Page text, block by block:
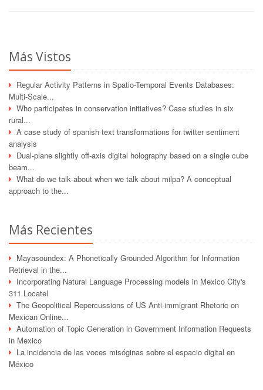
Más Vistos
Regular Activity Patterns in Spatio-Temporal Events Databases:
Multi-Scale...
Who participates in conservation initiatives? Case studies in six
rural...
A case study of spanish text transformations for twitter sentiment
analysis
Dual-plane slightly off-axis digital holography based on a single cube
beam...
What do we talk about when we talk about milpa? A conceptual
approach to the...
Más Recientes
Mayasoundex: A Phonetically Grounded Algorithm for Information
Retrieval in the...
Incorporating Natural Language Processing models in Mexico City's
311 Locatel
The Geopolitical Repercussions of US Anti-immigrant Rhetoric on
Mexican Online...
Automation of Topic Generation in Government Information Requests
in Mexico
La incidencia de las voces misóginas sobre el espacio digital en
México